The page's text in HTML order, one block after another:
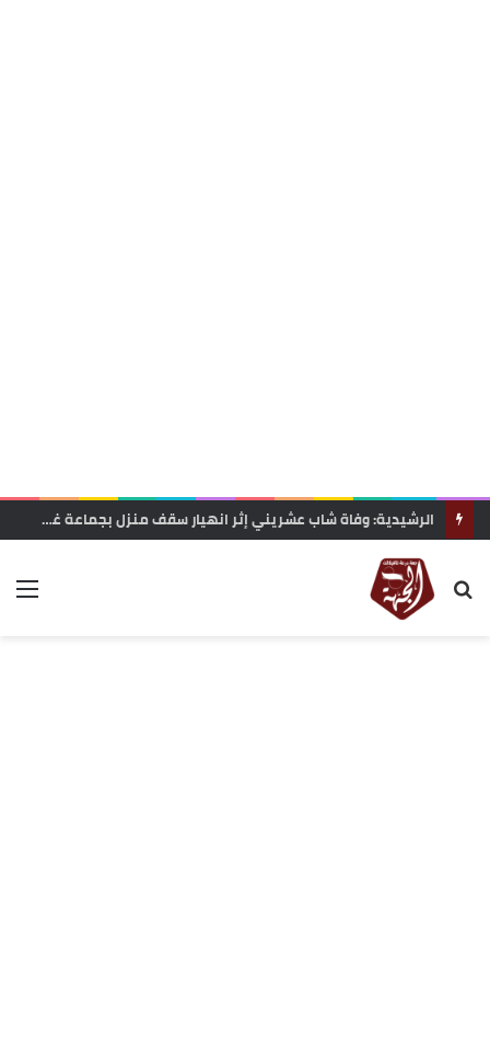
الرشيدية: وفاة شاب عشريني إثر انهيار سقف منزل بجماعة غريس السفلى